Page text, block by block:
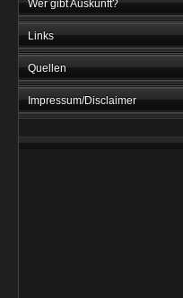
Wer gibt Auskunft?
Links
Quellen
Impressum/Disclaimer